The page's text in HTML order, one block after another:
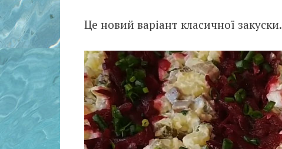
Це новий варіант класичної закуски.